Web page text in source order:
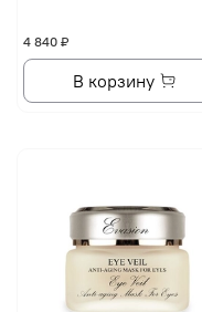
4 840 ₽
В корзину